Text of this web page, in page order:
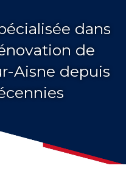
dans
de
Aisne depuis